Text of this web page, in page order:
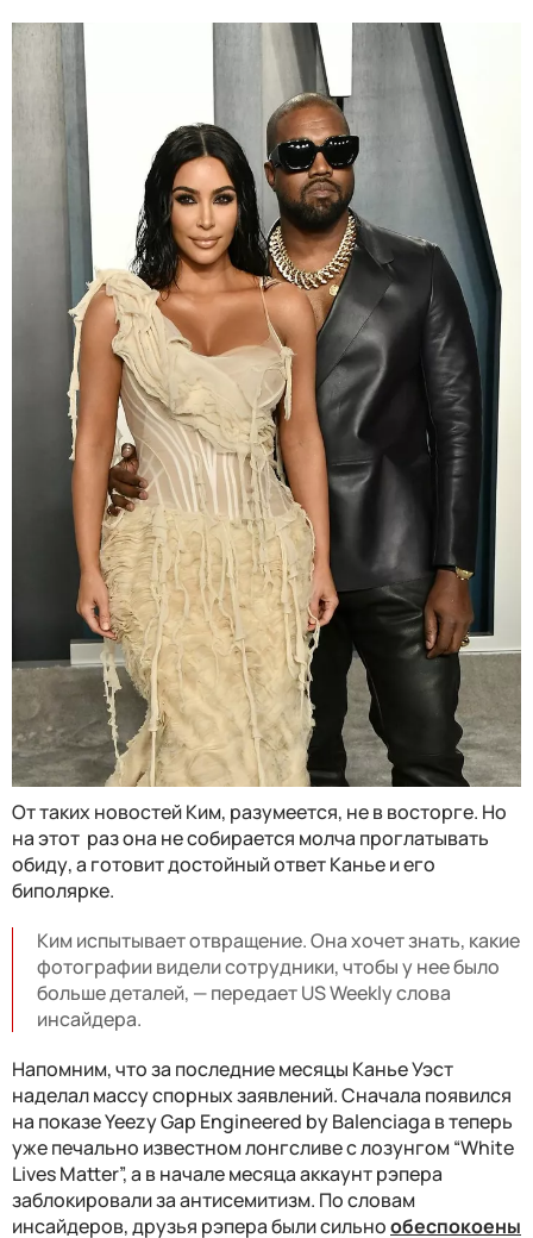
От таких новостей Ким, разумеется, не в восторге. Но
на этот раз она не собирается молча проглатывать
обиду, а готовит достойный ответ Канье и его
биполярке.
Ким испытывает отвращение. Она хочет знать, какие
фотографии видели сотрудники, чтобы у нее было
больше деталей, — передает US Weekly слова
инсайдера.
Напомним, что за последние месяцы Канье Уэст
наделал массу спорных заявлений. Сначала появился
на показе Yeezy Gap Engineered by Balenciaga в теперь
уже печально известном лонгсливе с лозунгом “White
Lives Matter”, а в начале месяца аккаунт рэпера
заблокировали за антисемитизм. По словам
инсайдеров, друзья рэпера были сильнообеспокоены